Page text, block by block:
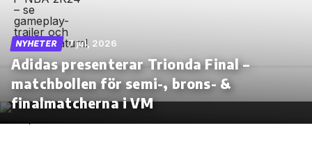
NYHETER 7 jul, 2026
Adidas presenterar Trionda Final –
matchbollen för semi-, brons- &
finalmatcherna i VM